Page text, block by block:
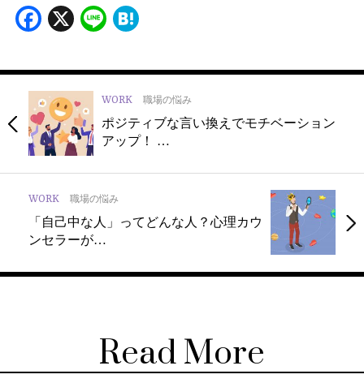
Facebook
X Line
WORK 職場の悩み
ポジティブな言い換えでモチベーション
アップ！ …
WORK 職場の悩み
「自己中な人」ってどんな人？心理カウ
ンセラーが…
Read More